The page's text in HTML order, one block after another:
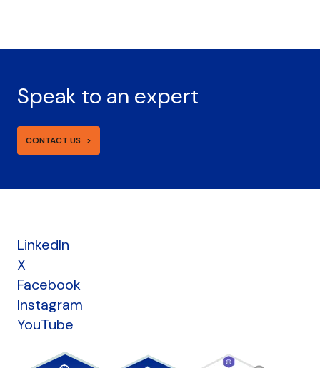
Speak to an expert
CONTACT US
LinkedIn
X
Facebook
Instagram
YouTube